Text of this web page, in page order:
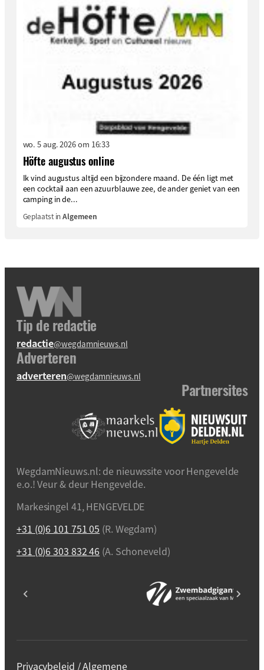
wo. 5 aug. 2026 om 16:33
Höfte augustus online
Ik vind augustus altijd een bijzondere maand. De één ligt met
een cocktail aan een azuurblauwe zee, de ander geniet van een
camping in de...
Geplaatst inAlgemeen
Tip de redactie
redactie@wegdamnieuws.nl
Adverteren
adverteren@wegdamnieuws.nl
Partnersites
WegdamNieuws.nl: de nieuwssite voor Hengevelde
e.o.! Veur & deur Hengevelde.
Markesingel 41, HENGEVELDE
+31 (0)6 101 751 05 (R. Wegdam)
+31 (0)6 303 832 46 (A. Schoneveld)
Privacybeleid / Algemene